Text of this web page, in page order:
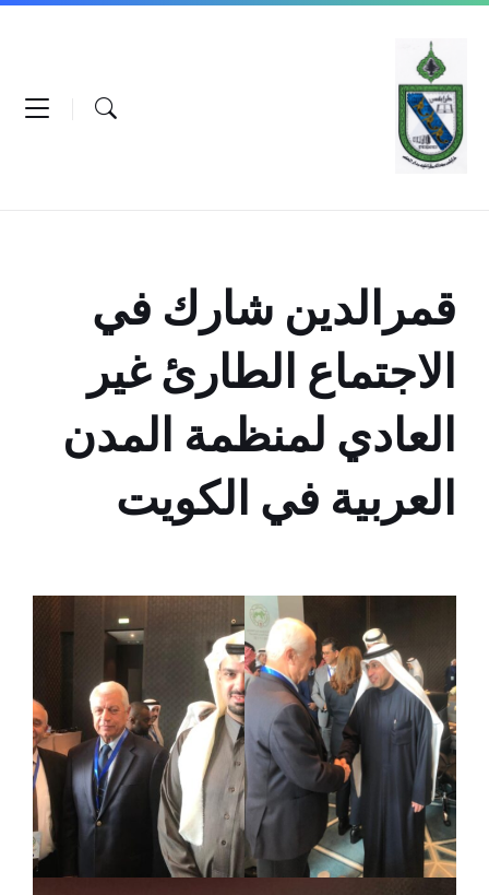
Skip
content
Skip
navigation
Skip
قمرالدين شارك في
الاجتماع الطارئ غير
العادي لمنظمة المدن
العربية في الكويت